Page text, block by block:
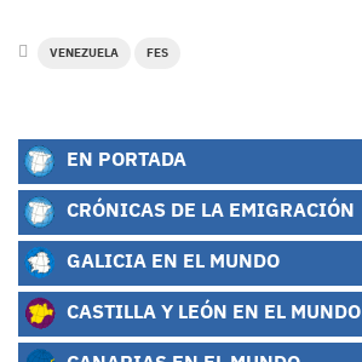
VENEZUELA FES
EN PORTADA
CRÓNICAS DE LA EMIGRACIÓN
GALICIA EN EL MUNDO
CASTILLA Y LEÓN EN EL MUNDO